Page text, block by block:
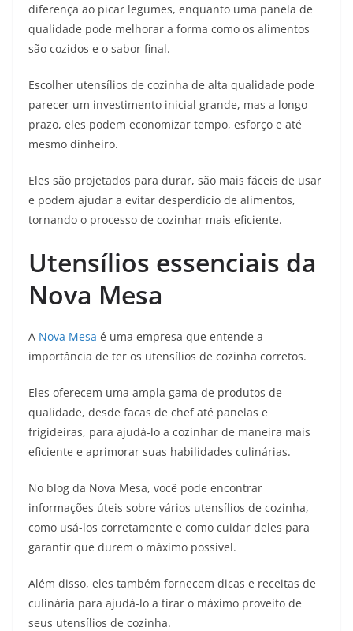
diferença ao picar legumes, enquanto uma panela de
qualidade pode melhorar a forma como os alimentos
são cozidos e o sabor final.
Escolher utensílios de cozinha de alta qualidade pode
parecer um investimento inicial grande, mas a longo
prazo, eles podem economizar tempo, esforço e até
mesmo dinheiro.
Eles são projetados para durar, são mais fáceis de usar
e podem ajudar a evitar desperdício de alimentos,
tornando o processo de cozinhar mais eficiente.
Utensílios essenciais da
Nova Mesa
A Nova Mesa é uma empresa que entende a
importância de ter os utensílios de cozinha corretos.
Eles oferecem uma ampla gama de produtos de
qualidade, desde facas de chef até panelas e
frigideiras, para ajudá-lo a cozinhar de maneira mais
eficiente e aprimorar suas habilidades culinárias.
No blog da Nova Mesa, você pode encontrar
informações úteis sobre vários utensílios de cozinha,
como usá-los corretamente e como cuidar deles para
garantir que durem o máximo possível.
Além disso, eles também fornecem dicas e receitas de
culinária para ajudá-lo a tirar o máximo proveito de
seus utensílios de cozinha.